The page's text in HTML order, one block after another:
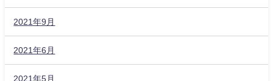
2021年9月
2021年6月
2021年5月